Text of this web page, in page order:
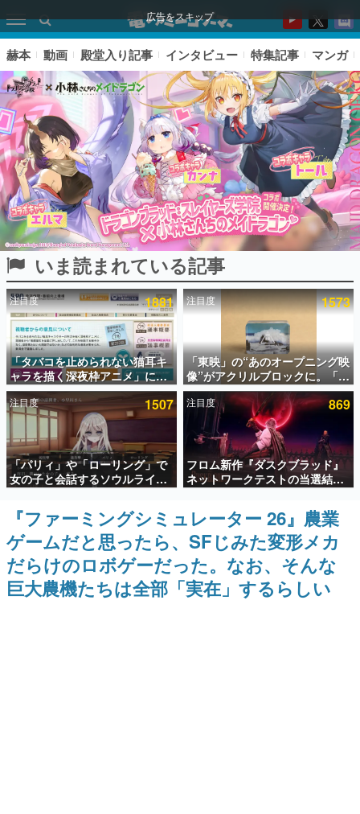
広告をスキップ
ピックアップ
電ファミのいま読まれている記事ランキング
アプリセール情報
インタビュー
連載・特集一覧
殿堂入り記事
SNS拡散数が数千以上！ ページビュー数万以上！ などな
ど。多くの人々に読まれた、電ファミ渾身の“殿堂入り”記
事をまとめました。
ゲームの企画書
名作ゲームクリエイターの方々に製作時のエピソードをお
聞きし、ヒットする企画（ゲーム）とは何か？を探ってい
きます。
赫本
この物語を解いてはいけない。『赫本』は、〈試験問題〉
赫本 動画 殿堂入り記事 インタビュー 特集記事 マンガ
いま読まれている記事
注目度 1881
「タバコを止められない猫耳キ
ャラを描く深夜枠アニメ」に視
聴者の一部から批判意見。違法
薬物の使用と思しき描写も含め
て、BPOが議論を交わす
注目度 1573
「東映」の“あのオープニング映
像”がアクリルブロックに。「東
映ヒストリカル グッズコレクシ
ョン」が8月下旬より発売
注目度 1507
「パリィ」や「ローリング」で
女の子と会話するソウルライク
恋愛ゲーム『小早川さんはソウ
ルライク』無料公開。返事に失
敗すると「YOU DIED」
注目度 869
フロム新作『ダスクブラッド』
ネットワークテストの当選結果
が8月7日22時に発表。応募サイ
トのマイページから確認可能、
テスト実施は8月21日～24日
『ファーミングシミュレーター 26』農業
ゲームだと思ったら、SFじみた変形メカ
だらけのロボゲーだった。なお、そんな
巨大農機たちは全部「実在」するらしい